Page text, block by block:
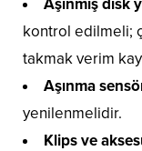
Aşınmış disk
kontrol edilmeli;
takmak verim
Aşınma
yenilenmelidir.
Klips ve